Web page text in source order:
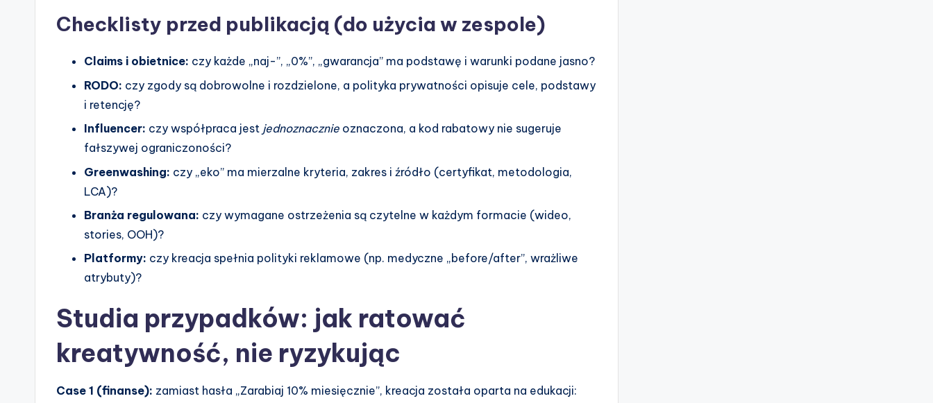
Checklisty przed publikacją (do użycia w zespole)
Claims i obietnice: czy każde „naj-”, „0%”, „gwarancja” ma podstawę i warunki podane jasno?
RODO: czy zgody są dobrowolne i rozdzielone, a polityka prywatności opisuje cele, podstawy
i retencję?
Influencer: czy współpraca jest jednoznacznie oznaczona, a kod rabatowy nie sugeruje
fałszywej ograniczoności?
Greenwashing: czy „eko” ma mierzalne kryteria, zakres i źródło (certyfikat, metodologia,
LCA)?
Branża regulowana: czy wymagane ostrzeżenia są czytelne w każdym formacie (wideo,
stories, OOH)?
Platformy: czy kreacja spełnia polityki reklamowe (np. medyczne „before/after”, wrażliwe
atrybuty)?
Studia przypadków: jak ratować
kreatywność, nie ryzykując
Case 1 (finanse): zamiast hasła „Zarabiaj 10% miesięcznie”, kreacja została oparta na edukacji: